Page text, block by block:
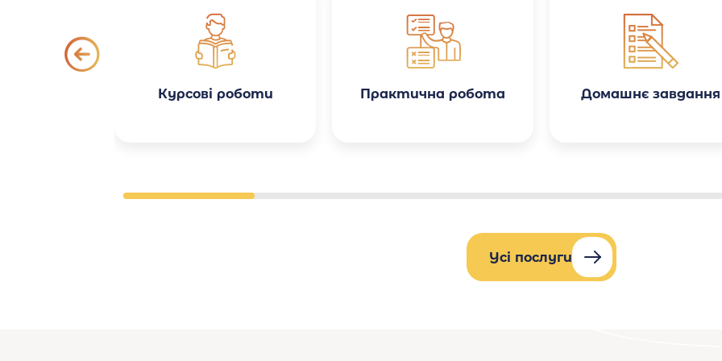
здивувало те, що робота
була виконана з
урахуванням усіх
університету.
Курсові роботи Практична робота Домашнє завдання
Усі послуги